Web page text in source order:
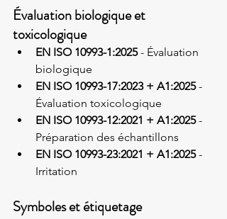
Évaluation biologique et
toxicologique
EN ISO 10993-1:2025 - Évaluation
biologique
EN ISO 10993-17:2023 + A1:2025 -
Évaluation toxicologique
EN ISO 10993-12:2021 + A1:2025 -
Préparation des échantillons
EN ISO 10993-23:2021 + A1:2025 -
Irritation
Symboles et étiquetage